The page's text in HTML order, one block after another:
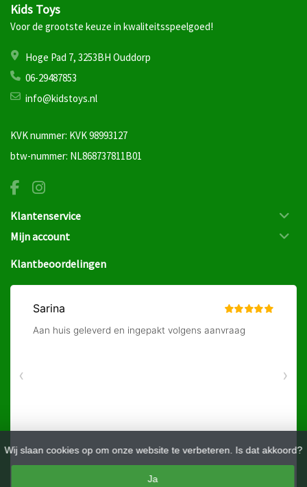
Wij slaan cookies op om onze website te verbeteren. Is dat akkoord?
Ja
Kids Toys
Voor de grootste keuze in kwaliteitsspeelgoed!
Hoge Pad 7, 3253BH Ouddorp
06-29487853
info@kidstoys.nl
KVK nummer: KVK 98993127
btw-nummer: NL868737811B01
Klantenservice
Mijn account
Klantbeoordelingen